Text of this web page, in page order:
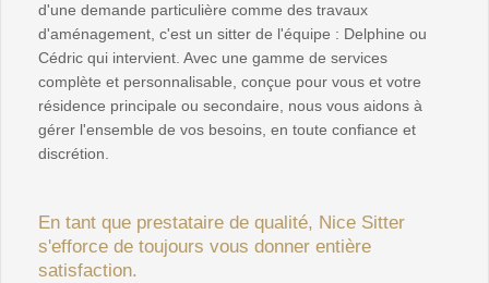
d'une demande particulière comme des travaux
d'aménagement, c'est un sitter de l'équipe : Delphine ou
Cédric qui intervient. Avec une gamme de services
complète et personnalisable, conçue pour vous et votre
résidence principale ou secondaire, nous vous aidons à
gérer l'ensemble de vos besoins, en toute confiance et
discrétion.
En tant que prestataire de qualité, Nice Sitter
s'efforce de toujours vous donner entière
satisfaction.